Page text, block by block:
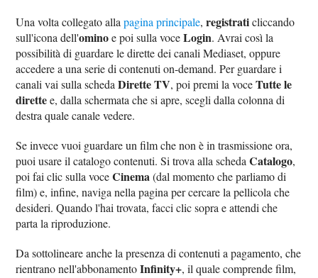
Una volta collegato allapagina principale,registraticliccando
sull'icona dell'ominoe poi sulla voceLogin. Avrai così la
possibilità di guardare le dirette dei canali Mediaset, oppure
accedere a una serie di contenuti on-demand. Per guardare i
canali vai sulla schedaDirette TV, poi premi la voceTutte le
direttee, dalla schermata che si apre, scegli dalla colonna di
destra quale canale vedere.
Se invece vuoi guardare un film che non è in trasmissione ora,
puoi usare il catalogo contenuti. Si trova alla schedaCatalogo,
poi fai clic sulla voceCinema(dal momento che parliamo di
film) e, infine, naviga nella pagina per cercare la pellicola che
desideri. Quando l'hai trovata, facci clic sopra e attendi che
parta la riproduzione.
Da sottolineare anche la presenza di contenuti a pagamento, che
rientrano nell'abbonamentoInfinity+, il quale comprende film,